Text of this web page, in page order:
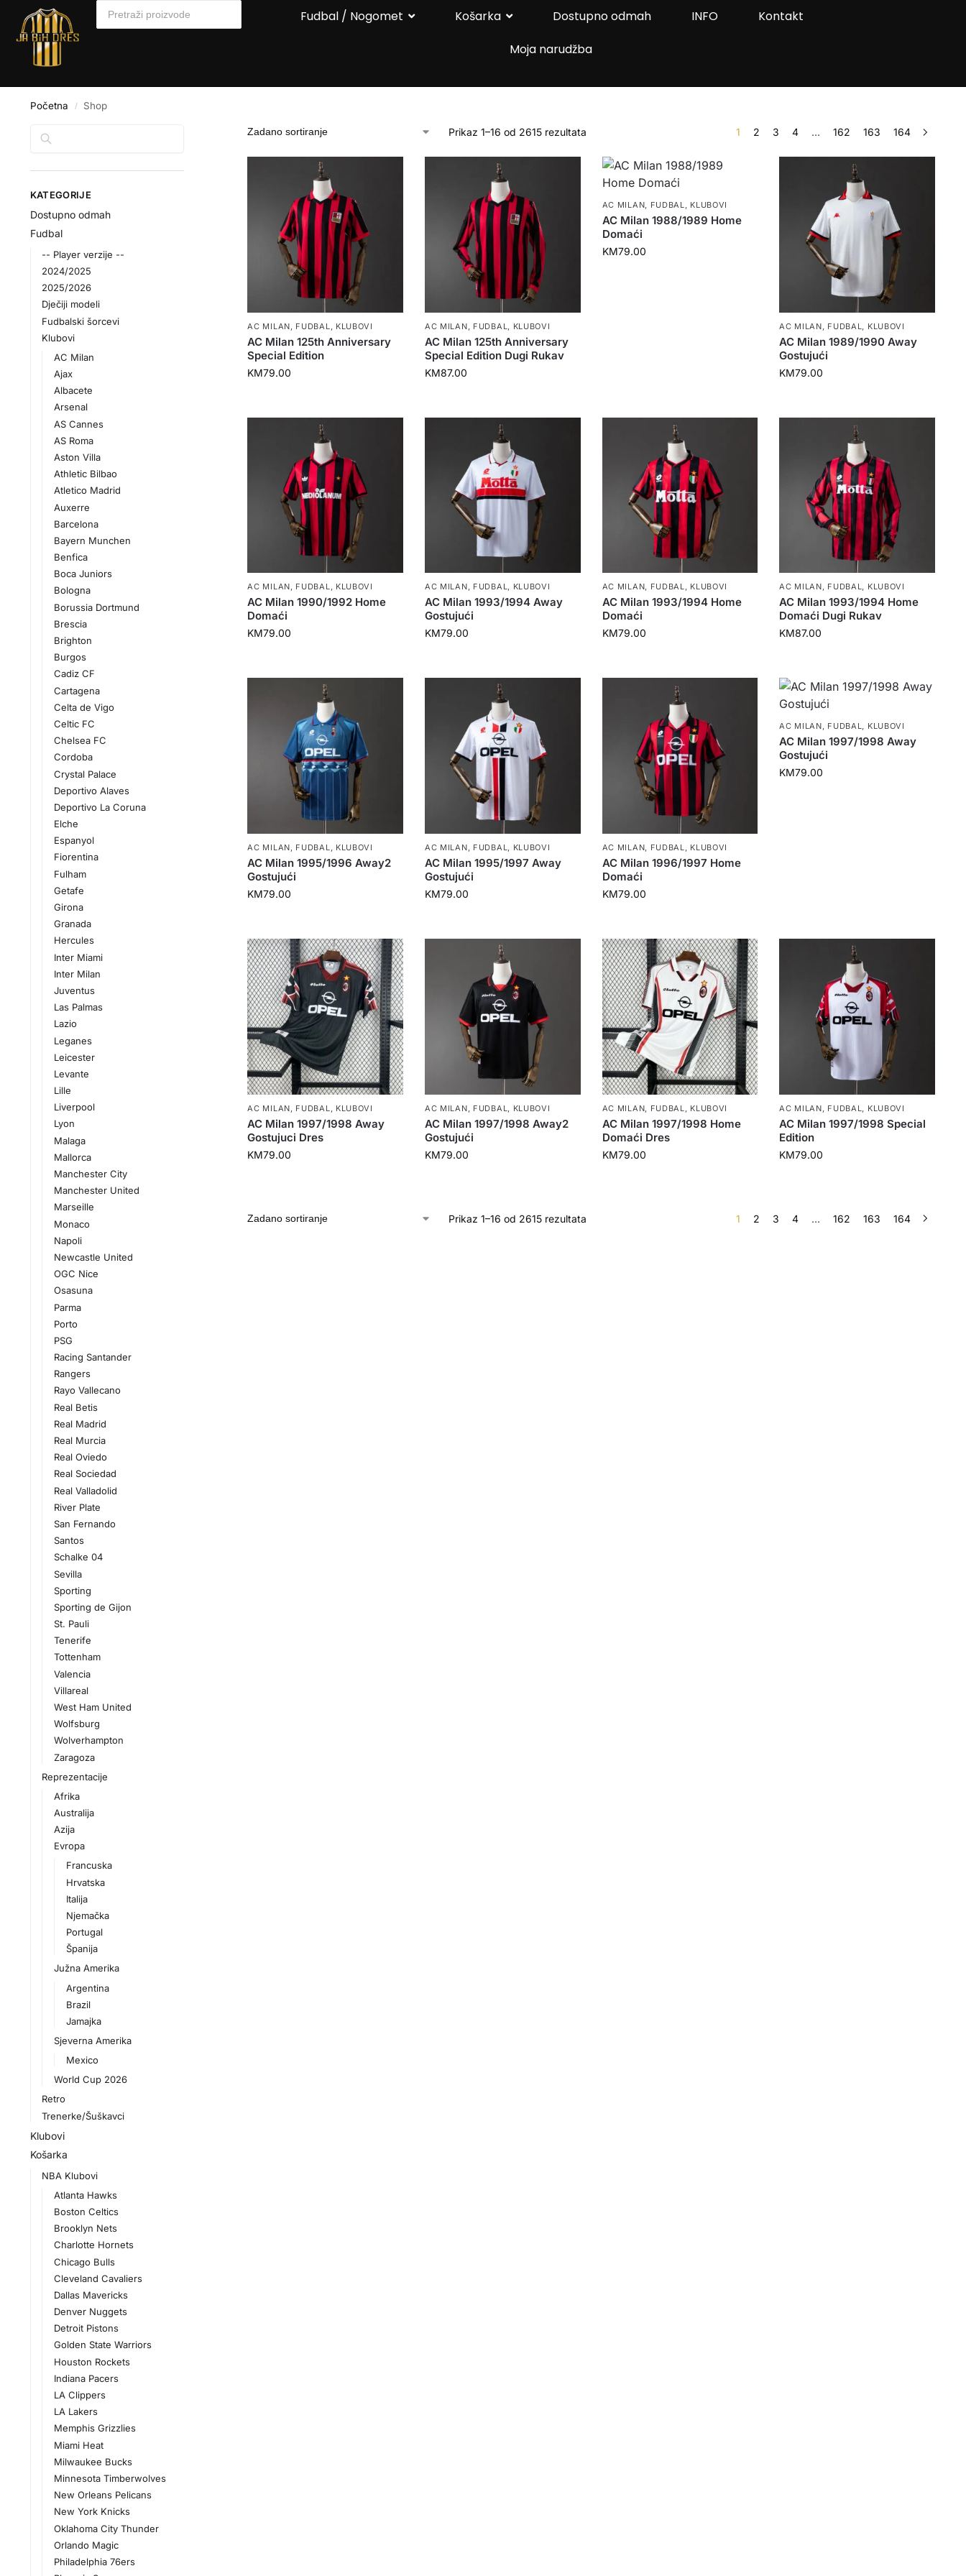
Fudbal / Nogomet Košarka Dostupno odmah INFO
Kontakt
Moja narudžba
Početna / Shop
Prikaz 1–16 od 2615 rezultata 1 2 3 4 … 162 163 164
AC MILAN FUDBAL KLUBOVI
AC Milan 125th Anniversary
Special Edition
KM79.00
AC MILAN FUDBAL KLUBOVI
AC Milan 125th Anniversary
Special Edition Dugi Rukav
KM87.00
AC MILAN, FUDBAL, KLUBOVI
AC Milan 1988/1989 Home
Domaći
KM79.00
AC MILAN FUDBAL KLUBOVI
AC Milan 1989/1990 Away
Gostujući
KM79.00
AC MILAN, FUDBAL, KLUBOVI
AC Milan 1990/1992 Home
Domaći
KM79.00
AC MILAN, FUDBAL, KLUBOVI
AC Milan 1993/1994 Away
Gostujući
KM79.00
AC MILAN, FUDBAL, KLUBOVI
AC Milan 1993/1994 Home
Domaći
KM79.00
AC MILAN, FUDBAL, KLUBOVI
AC Milan 1993/1994 Home
Domaći Dugi Rukav
KM87.00
AC MILAN, FUDBAL, KLUBOVI
AC Milan 1995/1996 Away2
Gostujući
KM79.00
AC MILAN, FUDBAL, KLUBOVI
AC Milan 1995/1997 Away
Gostujući
KM79.00
AC MILAN, FUDBAL, KLUBOVI
AC Milan 1996/1997 Home
Domaći
KM79.00
AC MILAN, FUDBAL, KLUBOVI
AC Milan 1997/1998 Away
Gostujući
KM79.00
AC MILAN FUDBAL KLUBOVI
AC Milan 1997/1998 Away
Gostujuci Dres
KM79.00
AC MILAN FUDBAL KLUBOVI
AC Milan 1997/1998 Away2
Gostujući
KM79.00
AC MILAN FUDBAL KLUBOVI
AC Milan 1997/1998 Home
Domaći Dres
KM79.00
AC MILAN FUDBAL KLUBOVI
AC Milan 1997/1998 Special
Edition
KM79.00
Prikaz 1–16 od 2615 rezultata 1 2 3 4 … 162 163 164
KATEGORIJE
Dostupno odmah
Fudbal
-- Player verzije --
2024/2025
2025/2026
Dječiji modeli
Fudbalski šorcevi
Klubovi
AC Milan
Ajax
Albacete
Arsenal
AS Cannes
AS Roma
Aston Villa
Athletic Bilbao
Atletico Madrid
Auxerre
Barcelona
Bayern Munchen
Benfica
Boca Juniors
Bologna
Borussia Dortmund
Brescia
Brighton
Burgos
Cadiz CF
Cartagena
Celta de Vigo
Celtic FC
Chelsea FC
Cordoba
Crystal Palace
Deportivo Alaves
Deportivo La Coruna
Elche
Espanyol
Fiorentina
Fulham
Getafe
Girona
Granada
Hercules
Inter Miami
Inter Milan
Juventus
Las Palmas
Lazio
Leganes
Leicester
Levante
Lille
Liverpool
Lyon
Malaga
Mallorca
Manchester City
Manchester United
Marseille
Monaco
Napoli
Newcastle United
OGC Nice
Osasuna
Parma
Porto
PSG
Racing Santander
Rangers
Rayo Vallecano
Real Betis
Real Madrid
Real Murcia
Real Oviedo
Real Sociedad
Real Valladolid
River Plate
San Fernando
Santos
Schalke 04
Sevilla
Sporting
Sporting de Gijon
St. Pauli
Tenerife
Tottenham
Valencia
Villareal
West Ham United
Wolfsburg
Wolverhampton
Zaragoza
Reprezentacije
Afrika
Australija
Azija
Evropa
Francuska
Hrvatska
Italija
Njemačka
Portugal
Španija
Južna Amerika
Argentina
Brazil
Jamajka
Sjeverna Amerika
Mexico
World Cup 2026
Retro
Trenerke/Šuškavci
Klubovi
Košarka
NBA Klubovi
Atlanta Hawks
Boston Celtics
Brooklyn Nets
Charlotte Hornets
Chicago Bulls
Cleveland Cavaliers
Dallas Mavericks
Denver Nuggets
Detroit Pistons
Golden State Warriors
Houston Rockets
Indiana Pacers
LA Clippers
LA Lakers
Memphis Grizzlies
Miami Heat
Milwaukee Bucks
Minnesota Timberwolves
New Orleans Pelicans
New York Knicks
Oklahoma City Thunder
Orlando Magic
Philadelphia 76ers